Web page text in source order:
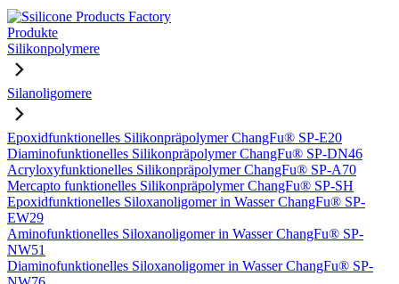
Produkte
Silikonpolymere
Silanoligomere
Epoxidfunktionelles Silikonpräpolymer ChangFu® SP-E20
Diaminofunktionelles Silikonpräpolymer ChangFu® SP-DN46
Acryloxyfunktionelles Silikonpräpolymer ChangFu® SP-A70
Mercapto funktionelles Silikonpräpolymer ChangFu® SP-SH
Epoxidfunktionelles Siloxanoligomer in Wasser ChangFu® SP-
EW29
Aminofunktionelles Siloxanoligomer in Wasser ChangFu® SP-
NW51
Diaminofunktionelles Siloxanoligomer in Wasser ChangFu® SP-